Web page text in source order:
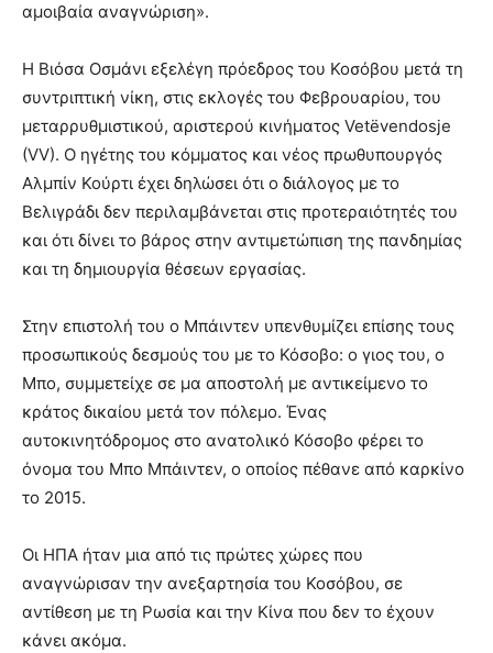
αμοιβαία αναγνώριση».
Η Βιόσα Οσμάνι εξελέγη πρόεδρος του Κοσόβου μετά τη
συντριπτική νίκη, στις εκλογές του Φεβρουαρίου, του
μεταρρυθμιστικού, αριστερού κινήματος Vetëvendosje
(VV). Ο ηγέτης του κόμματος και νέος πρωθυπουργός
Αλμπίν Κούρτι έχει δηλώσει ότι ο διάλογος με το
Βελιγράδι δεν περιλαμβάνεται στις προτεραιότητές του
και ότι δίνει το βάρος στην αντιμετώπιση της πανδημίας
και τη δημιουργία θέσεων εργασίας.
Στην επιστολή του ο Μπάιντεν υπενθυμίζει επίσης τους
προσωπικούς δεσμούς του με το Κόσοβο: ο γιος του, ο
Μπο, συμμετείχε σε μα αποστολή με αντικείμενο το
κράτος δικαίου μετά τον πόλεμο. Ένας
αυτοκινητόδρομος στο ανατολικό Κόσοβο φέρει το
όνομα του Μπο Μπάιντεν, ο οποίος πέθανε από καρκίνο
το 2015.
Οι ΗΠΑ ήταν μια από τις πρώτες χώρες που
αναγνώρισαν την ανεξαρτησία του Κοσόβου, σε
αντίθεση με τη Ρωσία και την Κίνα που δεν το έχουν
κάνει ακόμα.